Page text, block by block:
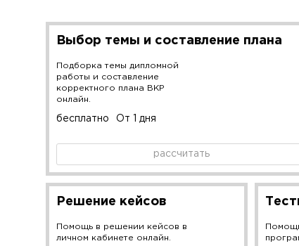
Выбор темы и составление плана
Подборка темы дипломной
работы и составление
корректного плана ВКР
онлайн.
бесплатно От 1 дня
рассчитать
Решение кейсов
Помощь в решении кейсов в
личном кабинете онлайн.